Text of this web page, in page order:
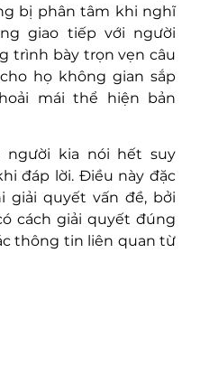
bị phân tâm khi nghĩ
giao tiếp với người
trình bày trọn vẹn câu
họ không gian sắp
mái thể hiện bản
người kia nói hết suy
đáp lời. Điều này đặc
giải quyết vấn đề, bởi
cách giải quyết đúng
thông tin liên quan từ